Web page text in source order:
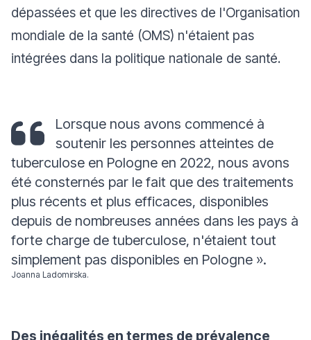
dépassées et que les directives de l'Organisation
mondiale de la santé (OMS) n'étaient pas
intégrées dans la politique nationale de santé.
Lorsque nous avons commencé à
soutenir les personnes atteintes de
tuberculose en Pologne en 2022, nous avons
été consternés par le fait que des traitements
plus récents et plus efficaces, disponibles
depuis de nombreuses années dans les pays à
forte charge de tuberculose, n'étaient tout
simplement pas disponibles en Pologne ».
Joanna Ladomirska.
Des inégalités en termes de prévalence